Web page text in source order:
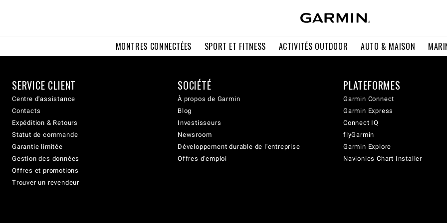
MONTRES CONNECTÉES SPORT ET FITNESS ACTIVITÉS OUTDOOR AUTO & MAISON
SERVICE CLIENT
Centre d'assistance
Contacts
Expédition & Retours
Statut de commande
Garantie limitée
Gestion des données
Offres et promotions
Trouver un revendeur
SOCIÉTÉ
À propos de Garmin
Blog
Investisseurs
Newsroom
Développement durable de l'entreprise
Offres d'emploi
PLATEFORMES
Garmin Connect
Garmin Express
Connect IQ
flyGarmin
Garmin Explore
Navionics Chart Installer